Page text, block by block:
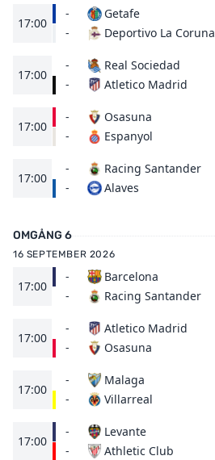
17:00
-
-
Getafe
Deportivo La Coruna
17:00
-
-
Real Sociedad
Atletico Madrid
17:00
-
-
Osasuna
Espanyol
17:00
-
-
Racing Santander
Alaves
OMGÅNG 6
16 SEPTEMBER 2026
17:00
-
-
Barcelona
Racing Santander
17:00
-
-
Atletico Madrid
Osasuna
17:00
-
-
Malaga
Villarreal
17:00
-
-
Levante
Athletic Club